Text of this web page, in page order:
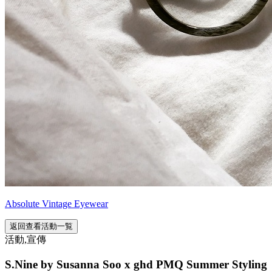
Absolute Vintage Eyewear
返回查看活動一覧
活動,宣傳
S.Nine by Susanna Soo x ghd PMQ Summer Styling